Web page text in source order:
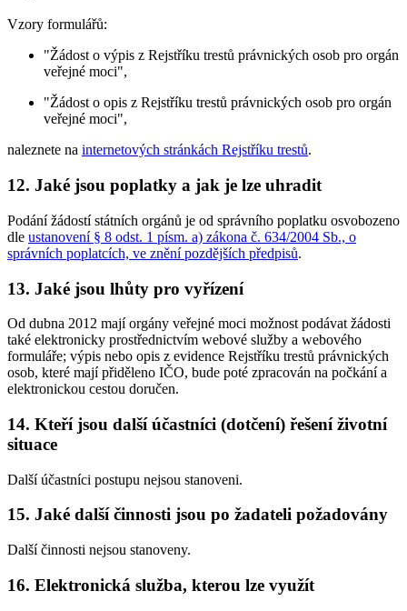
Vzory formulářů:
"Žádost o výpis z Rejstříku trestů právnických osob pro orgán
veřejné moci",
"Žádost o opis z Rejstříku trestů právnických osob pro orgán
veřejné moci",
naleznete na internetových stránkách Rejstříku trestů.
12. Jaké jsou poplatky a jak je lze uhradit
Podání žádostí státních orgánů je od správního poplatku osvobozeno
dle ustanovení § 8 odst. 1 písm. a) zákona č. 634/2004 Sb., o
správních poplatcích, ve znění pozdějších předpisů.
13. Jaké jsou lhůty pro vyřízení
Od dubna 2012 mají orgány veřejné moci možnost podávat žádosti
také elektronicky prostřednictvím webové služby a webového
formuláře; výpis nebo opis z evidence Rejstříku trestů právnických
osob, které mají přiděleno IČO, bude poté zpracován na počkání a
elektronickou cestou doručen.
14. Kteří jsou další účastníci (dotčení) řešení životní
situace
Další účastníci postupu nejsou stanoveni.
15. Jaké další činnosti jsou po žadateli požadovány
Další činnosti nejsou stanoveny.
16. Elektronická služba, kterou lze využít